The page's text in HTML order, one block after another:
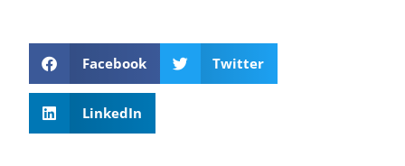
Facebook Twitter
LinkedIn